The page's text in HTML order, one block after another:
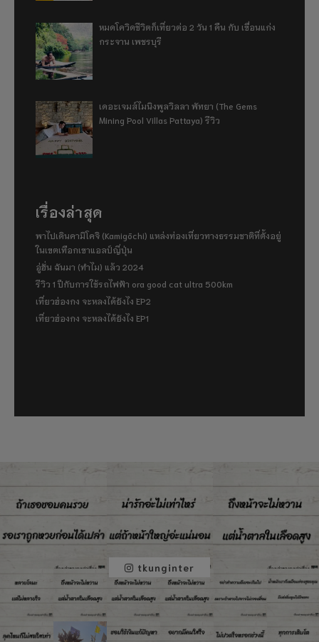
หมดโควิดชีวิตก็เที่ยวต่อ 2 วัน 1 คืน กับ เขื่อนแก่ง
กระจาน เพชรบุรี
เดอะเจมส์ไมนิงพูลวิลลา พัทยา (The Gems
Mining Pool Villas Pattaya) รีวิว
เรื่องล่าสุด
พาไปเดินคามิโคจิ (Kamigōchi) แหล่งท่องเที่ยวทางธรรมชาติที่ตั้งอยู่
ในเขตเทือกเขาแอลป์ญี่ปุ่น
อู่ฮั่น ฉันมา (ทำไม) แล้ว 2024
รีวิว 1 ปีกับการใช้รถไฟฟ้า ora good cat ultra 500km
เที่ยวฮ่องกง จะหลงได้ยังไง EP2
เที่ยวฮ่องกง จะหลงได้ยังไง EP1
tkunginter